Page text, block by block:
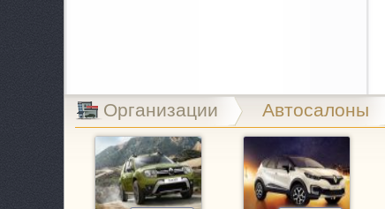
Организации Автосалоны